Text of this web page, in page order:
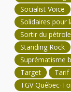
Socialist Voice
Solidaires pour
Sortir du pétrole
Standing Rock
Suprématisme
Target
Tarif
TGV Québec-